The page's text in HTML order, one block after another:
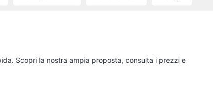
Scopri la nostra ampia proposta, consulta i prezzi e